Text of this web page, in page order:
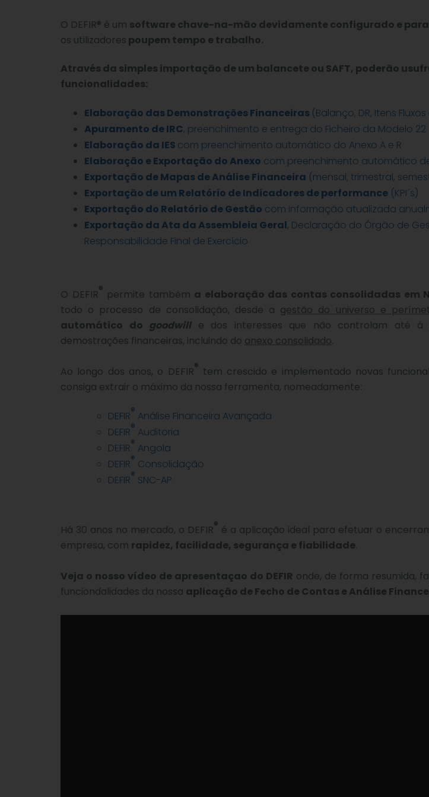
O DEFIR® é um software chave-na-mão devidamente configurado e
os utilizadores poupem tempo e trabalho.
Através da simples importação de um balancete ou SAFT, poderão
funcionalidades:
Elaboração das Demonstrações Financeiras (Balanço, DR, Itens
Apuramento de IRC, preenchimento e entrega do Ficheiro da Modelo 22
Elaboração da IES com preenchimento automático do Anexo A e R
Elaboração e Exportação do Anexo com preenchimento automático
Exportação de Mapas de Análise Financeira (mensal, trimestral,
Exportação de um Relatório de Indicadores de performance (KPI´s)
Exportação do Relatório de Gestão com informação atualizada
Exportação da Ata da Assembleia Geral, Declaração do Órgão de
Responsabilidade Final de Exercício
O DEFIR® permite também a elaboração das contas consolidadas em
todo o processo de consolidação, desde a gestão do universo e
automático do goodwille dos interesses que não controlam até à
demostrações financeiras, incluindo do anexo consolidado.
Ao longo dos anos, o DEFIR® tem crescido e implementado novas
consiga extrair o máximo da nossa ferramenta, nomeadamente:
DEFIR® Análise Financeira Avançada
DEFIR® Auditoria
DEFIR® Angola
DEFIR® Consolidação
DEFIR® SNC-AP
Há 30 anos no mercado, o DEFIR® é a aplicação ideal para efetuar o
empresa, com rapidez, facilidade, segurança e fiabilidade.
Veja o nosso vídeo de apresentaçao do DEFIR onde, de forma resumida,
funciondalidades da nossa aplicação de Fecho de Contas e Análise